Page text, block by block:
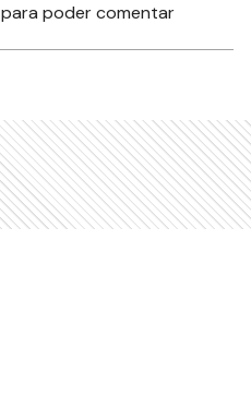
para poder comentar